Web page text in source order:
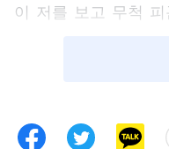
이 저를 보고 무척
보람 있다고 느꼈습
인적인 묵상 시간을